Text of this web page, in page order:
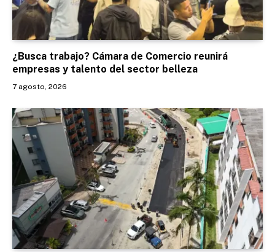
¿Busca trabajo? Cámara de Comercio reunirá
empresas y talento del sector belleza
7 agosto, 2026